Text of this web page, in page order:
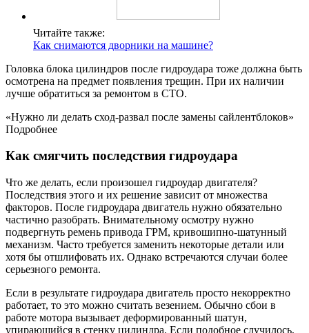
Читайте также:
Как снимаются дворники на машине?
Головка блока цилиндров после гидроудара тоже должна быть
осмотрена на предмет появления трещин. При их наличии
лучше обратиться за ремонтом в СТО.
«Нужно ли делать сход-развал после замены сайлентблоков»
Подробнее
Как смягчить последствия гидроудара
Что же делать, если произошел гидроудар двигателя?
Последствия этого и их решение зависит от множества
факторов. После гидроудара двигатель нужно обязательно
частично разобрать. Внимательному осмотру нужно
подвергнуть ремень привода ГРМ, кривошипно-шатунный
механизм. Часто требуется заменить некоторые детали или
хотя бы отшлифовать их. Однако встречаются случаи более
серьезного ремонта.
Если в результате гидроудара двигатель просто некорректно
работает, то это можно считать везением. Обычно сбои в
работе мотора вызывает деформированный шатун,
упирающийся в стенку цилиндра. Если подобное случилось,